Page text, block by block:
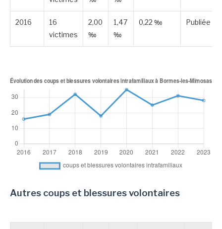
2016
16
victimes
2,00
‰
1,47
‰
0,22 ‰ Publiée
Autres coups et blessures volontaires